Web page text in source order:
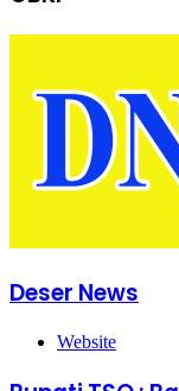
Deser News